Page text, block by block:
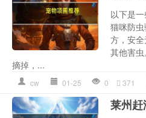
以下是
猫咪防
方，安
其他害
摘掉，...
cw 01-25 0 371
莱州